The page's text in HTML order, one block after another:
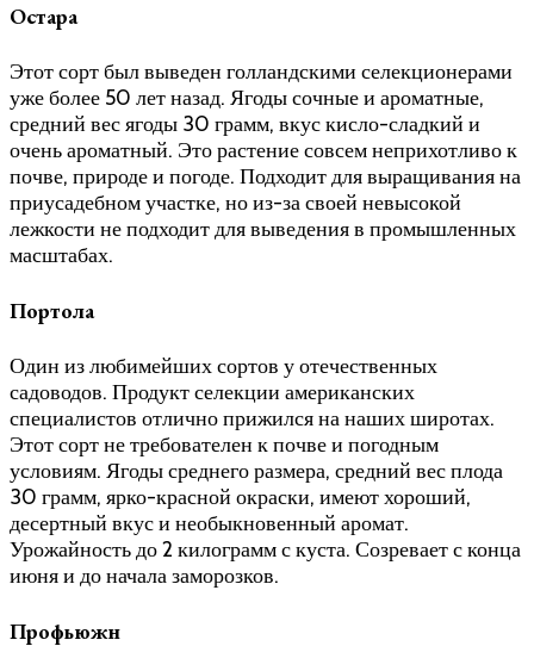
Остара
Этот сорт был выведен голландскими селекционерами
уже более 50 лет назад. Ягоды сочные и ароматные,
средний вес ягоды 30 грамм, вкус кисло-сладкий и
очень ароматный. Это растение совсем неприхотливо к
почве, природе и погоде. Подходит для выращивания на
приусадебном участке, но из-за своей невысокой
лежкости не подходит для выведения в промышленных
масштабах.
Портола
Один из любимейших сортов у отечественных
садоводов. Продукт селекции американских
специалистов отлично прижился на наших широтах.
Этот сорт не требователен к почве и погодным
условиям. Ягоды среднего размера, средний вес плода
30 грамм, ярко-красной окраски, имеют хороший,
десертный вкус и необыкновенный аромат.
Урожайность до 2 килограмм с куста. Созревает с конца
июня и до начала заморозков.
Профьюжн